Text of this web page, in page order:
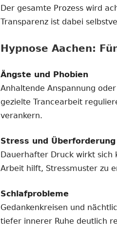
Der gesamte Prozess wird
Transparenz ist dabei
Hypnose Aachen:
Ängste und Phobien
Anhaltende Anspannung
gezielte Trancearbeit
verankern.
Stress und Überforderung
Dauerhafter Druck wirkt sich
Arbeit hilft, Stressmuster zu
Schlafprobleme
Gedankenkreisen und
tiefer innerer Ruhe deutlich